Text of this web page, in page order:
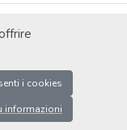
i cookies
informazioni